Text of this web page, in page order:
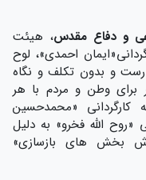
و دفاع مقدس، هیئت
احمدی»، لوح
و بدون تکلف و نگاه
برای وطن و مردم با هر
«محمدحسین
الله فخرو» به دلیل
بخش های بازسازی»